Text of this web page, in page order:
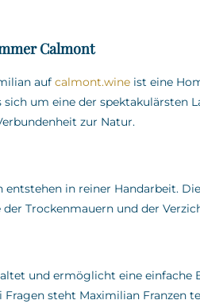
Calmont
auf calmont.wineist eine
sich um eine der spektakulärsten
zur Natur.
in reiner Handarbeit.
der Trockenmauern und der
und ermöglicht eine einfache
Fragen steht Maximilian Franzen